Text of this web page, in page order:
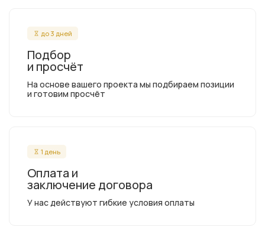
до 3 дней
Подбор
и просчёт
На основе вашего проекта мы подбираем позиции
и готовим просчёт
1 день
Оплата и
заключение договора
У нас действуют гибкие условия оплаты